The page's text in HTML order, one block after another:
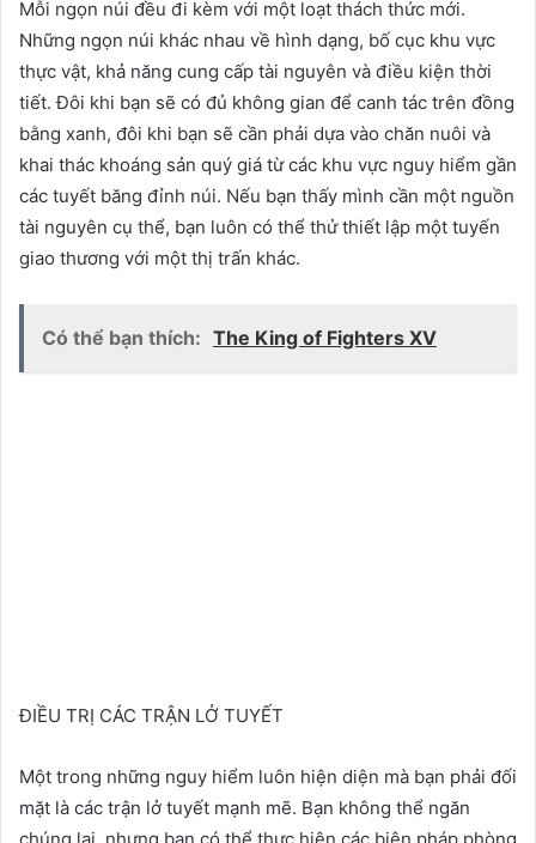
Mỗi ngọn núi đều đi kèm với một loạt thách thức mới.
Những ngọn núi khác nhau về hình dạng, bố cục khu vực
thực vật, khả năng cung cấp tài nguyên và điều kiện thời
tiết. Đôi khi bạn sẽ có đủ không gian để canh tác trên đồng
bằng xanh, đôi khi bạn sẽ cần phải dựa vào chăn nuôi và
khai thác khoáng sản quý giá từ các khu vực nguy hiểm gần
các tuyết băng đỉnh núi. Nếu bạn thấy mình cần một nguồn
tài nguyên cụ thể, bạn luôn có thể thử thiết lập một tuyến
giao thương với một thị trấn khác.
Có thể bạn thích: The King of Fighters XV
ĐIỀU TRỊ CÁC TRẬN LỞ TUYẾT
Một trong những nguy hiểm luôn hiện diện mà bạn phải đối
mặt là các trận lở tuyết mạnh mẽ. Bạn không thể ngăn